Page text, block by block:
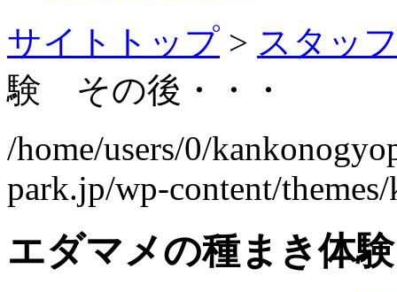
サイトトップ > スタッ
験 その後・・・
/home/users/0/
park.jp/wp-content/
エダマメの種まき体